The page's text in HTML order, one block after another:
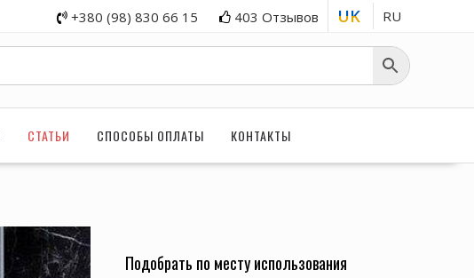
+380 (98) 830 66 15 403 Отзывов UK RU
СТАТЬИ СПОСОБЫ ОПЛАТЫ КОНТАКТЫ
Подобрать по месту использования